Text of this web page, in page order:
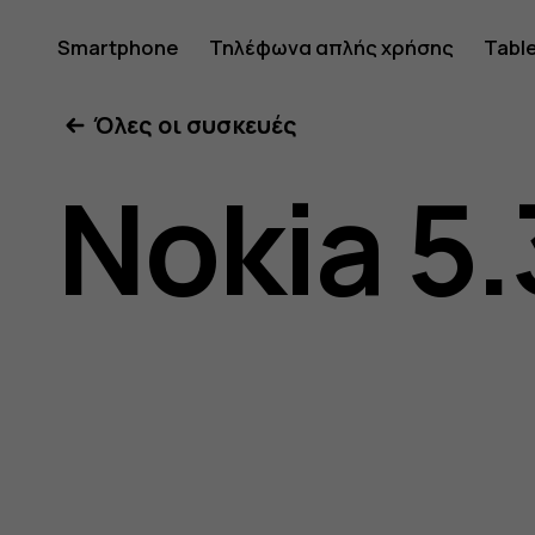
Οδηγίες
χρήσης
Nokia
Smartphone Τηλέφωνα απλής χρήσης
Όλες οι συσκευές
Nokia